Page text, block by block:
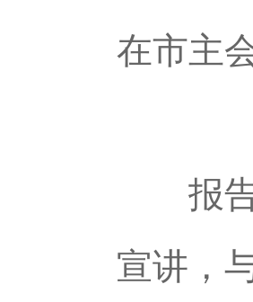
在市主
报告
宣讲，